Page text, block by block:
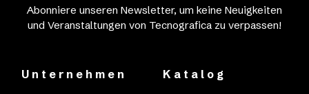
Abonniere unseren Newsletter, um keine Neuigkeiten
und Veranstaltungen von Tecnografica zu verpassen!
Unternehmen Katalog